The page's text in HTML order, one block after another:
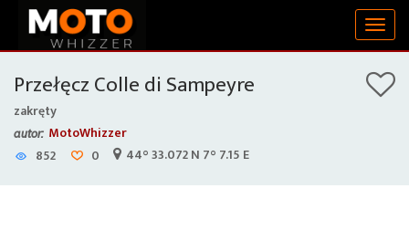
Przełęcz Colle di Sampeyre
zakręty
autor: MotoWhizzer
852
0 44° 33.072 N 7° 7.15 E